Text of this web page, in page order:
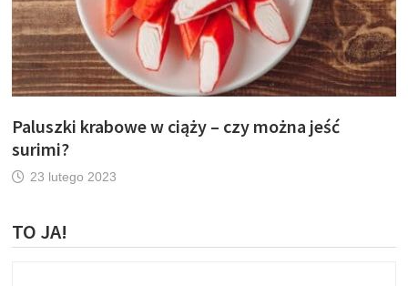
Paluszki krabowe w ciąży – czy można jeść
surimi?
23 lutego 2023
TO JA!